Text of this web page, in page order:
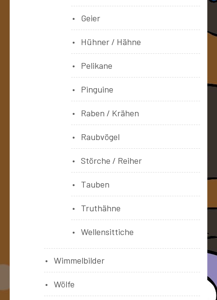
Geier
Hühner / Hähne
Pelikane
Pinguine
Raben / Krähen
Raubvögel
Störche / Reiher
Tauben
Truthähne
Wellensittiche
Wimmelbilder
Wölfe